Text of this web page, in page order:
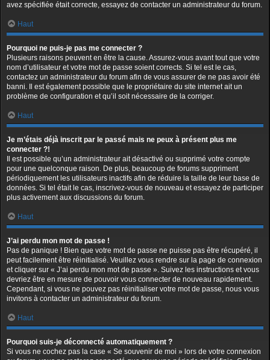
avez spécifiée était correcte, essayez de contacter un administrateur du forum.
Haut
Pourquoi ne puis-je pas me connecter ?
Plusieurs raisons peuvent en être la cause. Assurez-vous avant tout que votre
nom d’utilisateur et votre mot de passe soient corrects. Si tel est le cas,
contactez un administrateur du forum afin de vous assurer de ne pas avoir été
banni. Il est également possible que le propriétaire du site internet ait un
problème de configuration et qu’il soit nécessaire de la corriger.
Haut
Je m’étais déjà inscrit par le passé mais ne peux à présent plus me
connecter ?!
Il est possible qu’un administrateur ait désactivé ou supprimé votre compte
pour une quelconque raison. De plus, beaucoup de forums suppriment
périodiquement les utilisateurs inactifs afin de réduire la taille de leur base de
données. Si tel était le cas, inscrivez-vous de nouveau et essayez de participer
plus activement aux discussions du forum.
Haut
J’ai perdu mon mot de passe !
Pas de panique ! Bien que votre mot de passe ne puisse pas être récupéré, il
peut facilement être réinitialisé. Veuillez vous rendre sur la page de connexion
et cliquer sur « J’ai perdu mon mot de passe ». Suivez les instructions et vous
devriez être en mesure de pouvoir vous connecter de nouveau rapidement.
Cependant, si vous ne pouvez pas réinitialiser votre mot de passe, nous vous
invitons à contacter un administrateur du forum.
Haut
Pourquoi suis-je déconnecté automatiquement ?
Si vous ne cochez pas la case « Se souvenir de moi » lors de votre connexion